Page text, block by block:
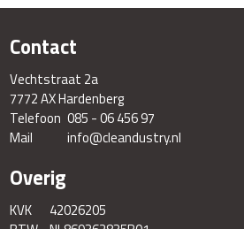
Contact
Vechtstraat 2a
7772 AX Hardenberg
Telefoon 085 - 06 456 97
Mail
info@cleandustry.nl
Overig
KVK
42026205